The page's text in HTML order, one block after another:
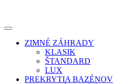
ZIMNÉ ZÁHRADY
KLASIK
ŠTANDARD
LUX
PREKRYTIA BAZÉNOV